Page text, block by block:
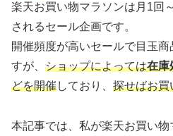
楽天お買い物マラソンは月1回
されるセール企画です。
開催頻度が高いセールで目玉
すが、 ショップによっては在庫
どを開催しており、 探せばお買
本記事では、私が楽天お買い